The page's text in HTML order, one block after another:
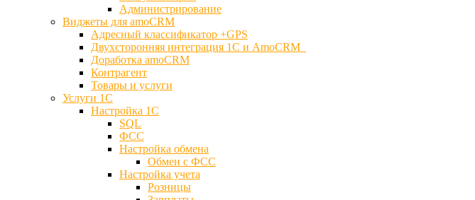
Администрирование
Виджеты для amoCRM
Адресный классификатор +GPS
Двухсторонняя интеграция 1С и AmoCRM
Доработка amoCRM
Контрагент
Товары и услуги
Услуги 1С
Настройка 1С
SQL
ФСС
Настройка обмена
Обмен с ФСС
Настройка учета
Розницы